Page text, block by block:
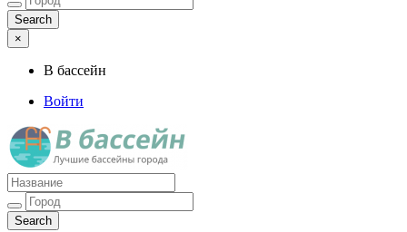
×
В бассейн
Войти
Лучшие бассейны города